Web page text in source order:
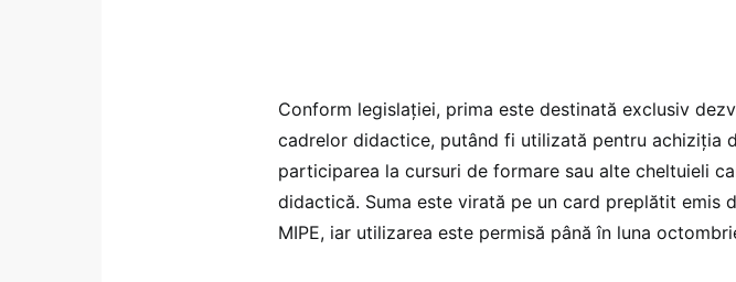
Conform legislației, prima este destinată exclusiv
cadrelor didactice, putând fi utilizată pentru achiziția
participarea la cursuri de formare sau alte cheltuieli
didactică. Suma este virată pe un card preplătit emis
MIPE, iar utilizarea este permisă până în luna